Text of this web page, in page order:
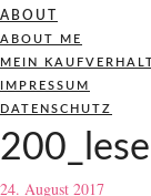
ABOUT
ABOUT ME
MEIN
IMPRESSUM
DATENSCHUTZ
24. August 2017